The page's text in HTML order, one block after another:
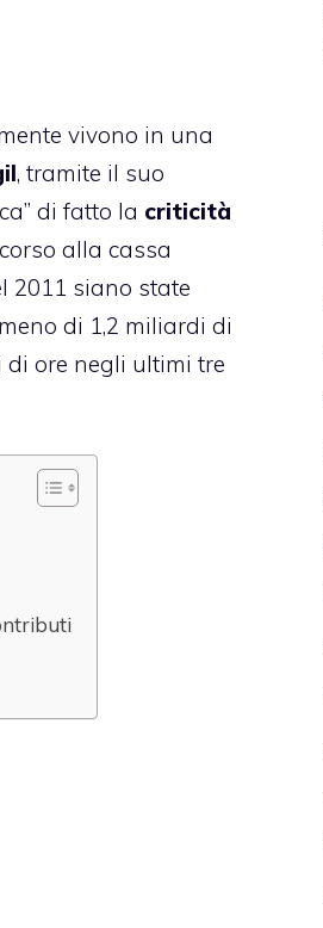
vivono in una
, tramite il suo
di fatto la criticità
alla cassa
2011 siano state
di 1,2 miliardi di
di ore negli ultimi tre